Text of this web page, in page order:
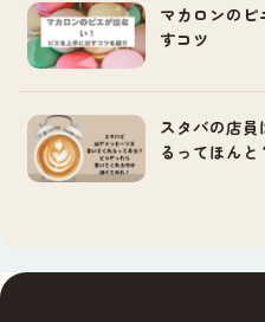
マカロンの
すコツ
スタバの店
るってほん